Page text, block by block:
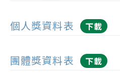
個人獎資料表 下載
團體獎資料表 下載